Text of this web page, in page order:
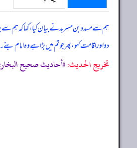
ہم سے مسدد بن مسرہد نے بیان کیا، کہا کہ ہم
دو اور اقامت کہو، پھر جو تم میں بڑا ہے وہ امام بنے۔
تخریج الحدیث:«أحاديث صحيح